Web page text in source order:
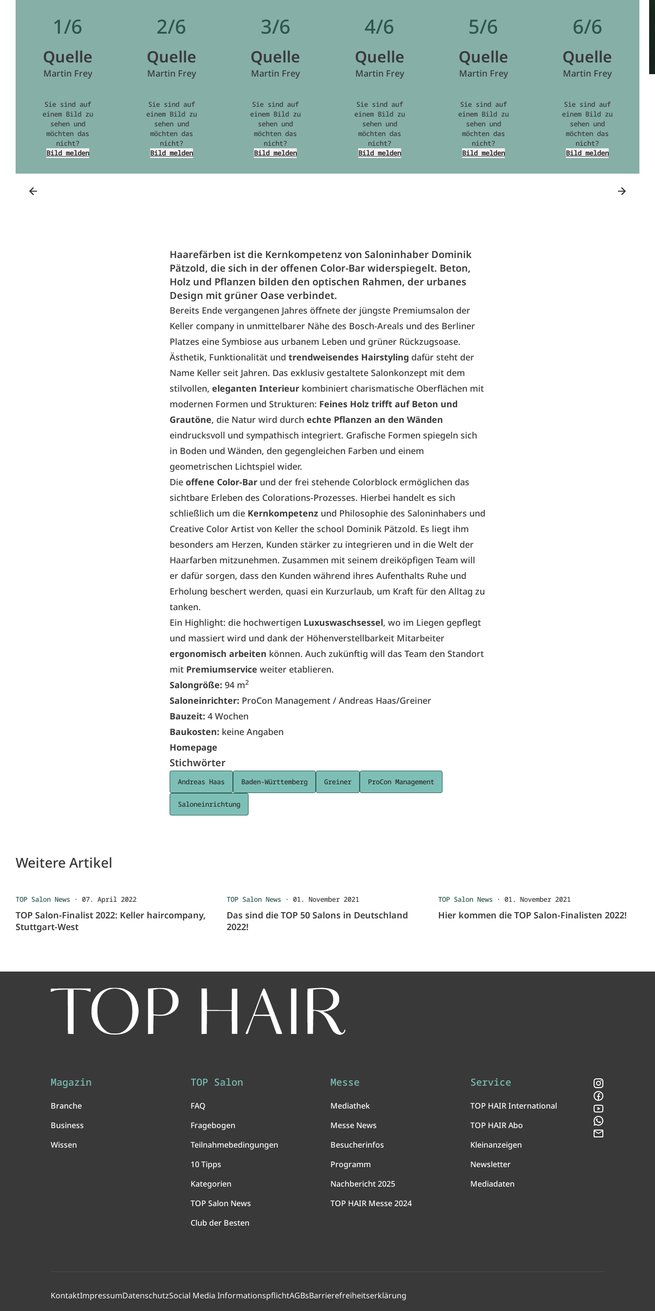
1/6
Quelle
Martin Frey
Sie sind auf
einem Bild zu
sehen und
möchten das
nicht?
Bild melden
2/6
Quelle
Martin Frey
Sie sind auf
einem Bild zu
sehen und
möchten das
nicht?
Bild melden
3/6
Quelle
Martin Frey
Sie sind auf
einem Bild zu
sehen und
möchten das
nicht?
Bild melden
4/6
Quelle
Martin Frey
Sie sind auf
einem Bild zu
sehen und
möchten das
nicht?
Bild melden
5/6
Quelle
Martin Frey
Sie sind auf
einem Bild zu
sehen und
möchten das
nicht?
Bild melden
6/6
Quelle
Martin Frey
Sie sind auf
einem Bild zu
sehen und
möchten das
nicht?
Bild melden
Haarefärben ist die Kernkompetenz von Saloninhaber Dominik
Pätzold, die sich in der offenen Color-Bar widerspiegelt. Beton,
Holz und Pflanzen bilden den optischen Rahmen, der urbanes
Design mit grüner Oase verbindet.
Bereits Ende vergangenen Jahres öffnete der jüngste Premiumsalon der
Keller company in unmittelbarer Nähe des Bosch-Areals und des Berliner
Platzes eine Symbiose aus urbanem Leben und grüner Rückzugsoase.
Ästhetik, Funktionalität und trendweisendes Hairstyling dafür steht der
Name Keller seit Jahren. Das exklusiv gestaltete Salonkonzept mit dem
stilvollen, eleganten Interieur kombiniert charismatische Oberflächen mit
modernen Formen und Strukturen: Feines Holz trifft auf Beton und
Grautöne, die Natur wird durch echte Pflanzen an den Wänden
eindrucksvoll und sympathisch integriert. Grafische Formen spiegeln sich
in Boden und Wänden, den gegengleichen Farben und einem
geometrischen Lichtspiel wider.
Die offene Color-Bar und der frei stehende Colorblock ermöglichen das
sichtbare Erleben des Colorations-Prozesses. Hierbei handelt es sich
schließlich um die Kernkompetenz und Philosophie des Saloninhabers und
Creative Color Artist von Keller the school Dominik Pätzold. Es liegt ihm
besonders am Herzen, Kunden stärker zu integrieren und in die Welt der
Haarfarben mitzunehmen. Zusammen mit seinem dreiköpfigen Team will
er dafür sorgen, dass den Kunden während ihres Aufenthalts Ruhe und
Erholung beschert werden, quasi ein Kurzurlaub, um Kraft für den Alltag zu
tanken.
Ein Highlight: die hochwertigen Luxuswaschsessel, wo im Liegen gepflegt
und massiert wird und dank der Höhenverstellbarkeit Mitarbeiter
ergonomisch arbeiten können. Auch zukünftig will das Team den Standort
mit Premiumservice weiter etablieren.
Salongröße: 94 m2
Saloneinrichter: ProCon Management / Andreas Haas/Greiner
Bauzeit: 4 Wochen
Baukosten: keine Angaben
Homepage
Stichwörter
Andreas Haas Baden-Württemberg Greiner ProCon Management
Saloneinrichtung
Weitere Artikel
TOP Salon News · 07. April 2022
TOP Salon-Finalist 2022: Keller haircompany,
Stuttgart-West
TOP Salon News ·01. November 2021
Das sind die TOP 50 Salons in Deutschland
2022!
TOP Salon News · 01. November 2021
Hier kommen die TOP Salon-Finalisten 2022!
Magazin
Branche
Business
Wissen
TOP Salon
FAQ
Fragebogen
Teilnahmebedingungen
10 Tipps
Kategorien
TOP Salon News
Club der Besten
Messe
Mediathek
Messe News
Besucherinfos
Programm
Nachbericht 2025
TOP HAIR Messe 2024
Service
TOP HAIR International
TOP HAIR Abo
Kleinanzeigen
Newsletter
Mediadaten
KontaktImpressumDatenschutzSocial Media InformationspflichtAGBsBarrierefreiheitserklärung